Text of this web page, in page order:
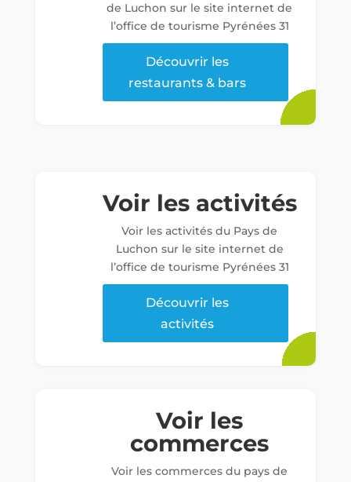
de Luchon sur le site internet de
l’office de tourisme Pyrénées 31
Découvrir les
restaurants & bars
Voir les activités
Voir les activités du Pays de
Luchon sur le site internet de
l’office de tourisme Pyrénées 31
Découvrir les
activités
Voir les
commerces
Voir les commerces du pays de